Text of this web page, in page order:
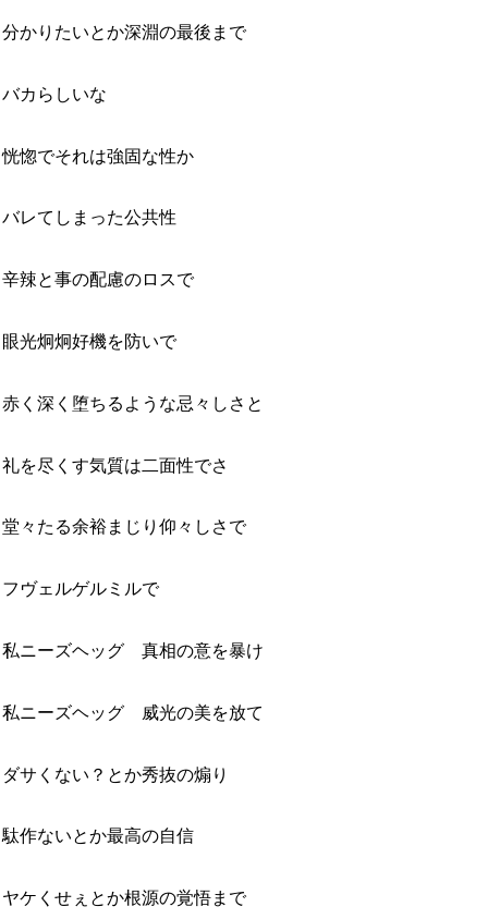
分かりたいとか深淵の最後まで
バカらしいな
恍惚でそれは強固な性か
バレてしまった公共性
辛辣と事の配慮のロスで
眼光炯炯好機を防いで
赤く深く堕ちるような忌々しさと
礼を尽くす気質は二面性でさ
堂々たる余裕まじり仰々しさで
フヴェルゲルミルで
私ニーズヘッグ 真相の意を暴け
私ニーズヘッグ 威光の美を放て
ダサくない？とか秀抜の煽り
駄作ないとか最高の自信
ヤケくせぇとか根源の覚悟まで